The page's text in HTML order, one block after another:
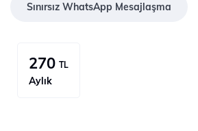
Sınırsız WhatsApp Mesajlaşma
270 TL
Aylık